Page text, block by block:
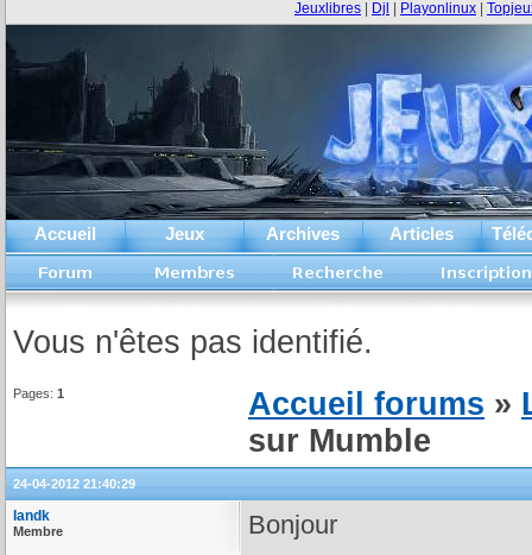
Accueil Jeux Archives Articles
Jeuxlibres Djl Playonlinux
Vous n'êtes pas identifié.
Pages: 1 Accueil forums »
sur Mumble
24-04-2012 21:40:29
landk
Membre Bonjour